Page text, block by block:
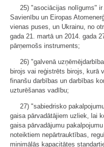
25) "asociācijas nolīgums"
Savienību un Eiropas
vienas puses, un Ukrainu, no
gada 21. martā un 2014. gada
pārņemošs instruments;
26) "galvenā
birojs vai reģistrēts birojs, kurā
finanšu darbības un darbības
uzturēšanas vadību;
27) "sabiedrisko
gaisa pārvadātājiem uzliek, lai
gaisa pārvadājumu
noteiktiem nepārtrauktības,
minimālās kapacitātes